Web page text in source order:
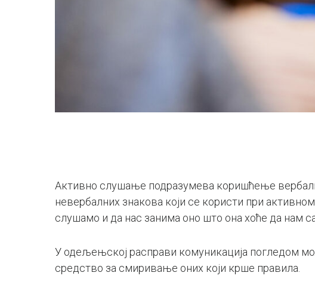
Активно слушање подразумева коришћење
невербалних знакова који се користи при
слушамо и да нас занима оно што она хоће да нам
У одељењској расправи комуникација погледом
средство за смиривање оних који крше правила.